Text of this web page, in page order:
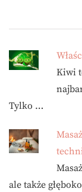
Kiwi
Tylko …
ale także